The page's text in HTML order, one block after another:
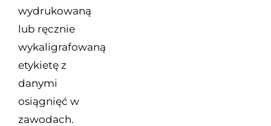
wydrukowaną
lub ręcznie
wykaligrafowaną
etykietę z
danymi
osiągnięć w
zawodach.